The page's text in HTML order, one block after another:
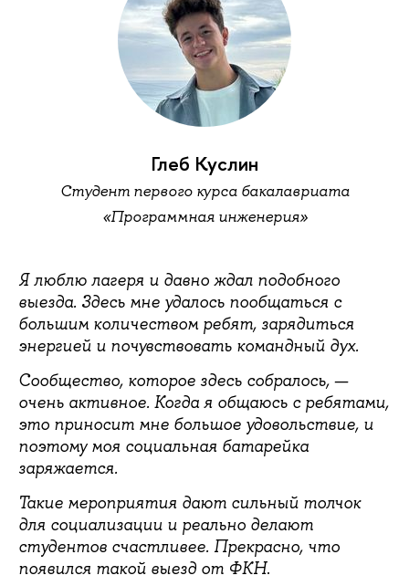
Глеб Куслин
Студент первого курса бакалавриата
«Программная инженерия»
Я люблю лагеря и давно ждал подобного
выезда. Здесь мне удалось пообщаться с
большим количеством ребят, зарядиться
энергией и почувствовать командный дух.
Сообщество, которое здесь собралось, —
очень активное. Когда я общаюсь с ребятами,
это приносит мне большое удовольствие, и
поэтому моя социальная батарейка
заряжается.
Такие мероприятия дают сильный толчок
для социализации и реально делают
студентов счастливее. Прекрасно, что
появился такой выезд от ФКН.